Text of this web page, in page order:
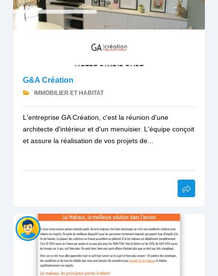
G&A Création
IMMOBILIER ET HABITAT
L'entreprise GA Création, c'est la réunion d'une
architecte d'intérieur et d'un menuisier. L'équipe conçoit
et assure la réalisation de vos projets de...